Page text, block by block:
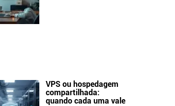
VPS ou hospedagem
compartilhada:
quando cada uma vale